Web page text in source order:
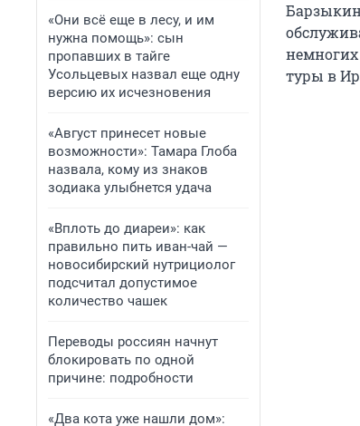
«Они всё еще в лесу, и им
нужна помощь»: сын
пропавших в тайге
Усольцевых назвал еще одну
версию их исчезновения
«Август принесет новые
возможности»: Тамара Глоба
назвала, кому из знаков
зодиака улыбнется удача
«Вплоть до диареи»: как
правильно пить иван-чай —
новосибирский нутрициолог
подсчитал допустимое
количество чашек
Переводы россиян начнут
блокировать по одной
причине: подробности
«Два кота уже нашли дом»:
немногих
туры в